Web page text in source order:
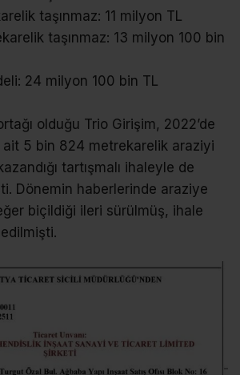
taşınmaz: 11 milyon TL
taşınmaz: 13 milyon 100 bin
24 milyon 100 bin TL
olduğu Trio Girişim, 2022’de
ait 5 bin 824 metrekarelik araziyi
tartışmalı ihaleyle de
Dönemin haberlerinde araziye
biçildiği ileri sürülmüş, ihale